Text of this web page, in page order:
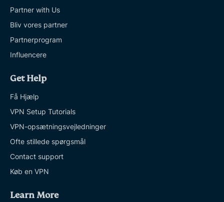
Partner with Us
Bliv vores partner
Partnerprogram
Influencere
Get Help
Få Hjælp
VPN Setup Tutorials
VPN-opsætningsvejledninger
Ofte stillede spørgsmål
Contact support
Køb en VPN
Learn More